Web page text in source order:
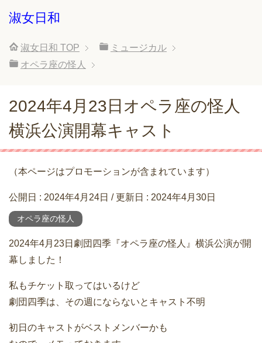
淑女日和
淑女日和 TOP
ミュージカル
オペラ座の怪人
2024年4月23日オペラ座の怪人
横浜公演開幕キャスト
（本ページはプロモーションが含まれています）
公開日 : 2024年4月24日 / 更新日 : 2024年4月30日
オペラ座の怪人
2024年4月23日劇団四季『オペラ座の怪人』横浜公演が開
幕しました！
私もチケット取ってはいるけど
劇団四季は、その週にならないとキャスト不明
初日のキャストがベストメンバーかも